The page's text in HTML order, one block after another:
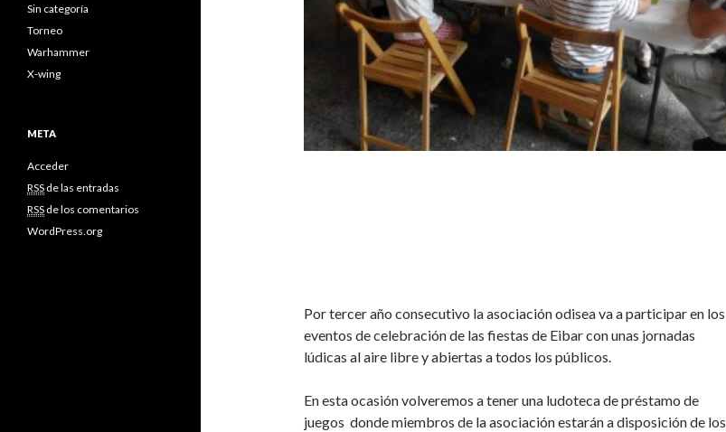
Por tercer año consecutivo la asociación odisea va a participar en los
eventos de celebración de las fiestas de Eibar con unas jornadas
lúdicas al aire libre y abiertas a todos los públicos.
En esta ocasión volveremos a tener una ludoteca de préstamo de
juegos donde miembros de la asociación estarán a disposición de los
Sin categoría
Torneo
Warhammer
X-wing
META
Acceder
RSS de las entradas
RSS de los comentarios
WordPress.org